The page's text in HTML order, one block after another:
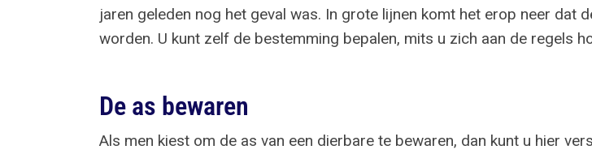
jaren geleden nog het geval was. In grote lijnen komt het erop neer dat
worden. U kunt zelf de bestemming bepalen, mits u zich aan de regels
De as bewaren
Als men kiest om de as van een dierbare te bewaren, dan kunt u hier